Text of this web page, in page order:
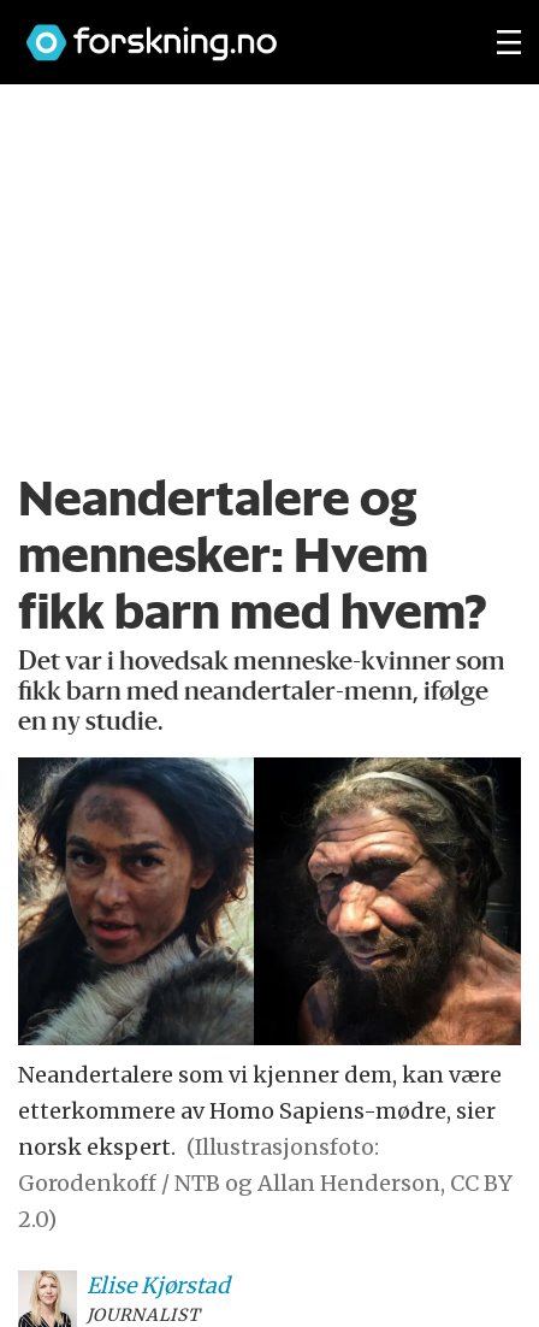
Neandertalere og
mennesker: Hvem
fikk barn med hvem?
Det var i hovedsak menneske-kvinner som
fikk barn med neandertaler-menn, ifølge
en ny studie.
Neandertalere som vi kjenner dem, kan være
etterkommere av Homo Sapiens-mødre, sier
norsk ekspert. (Illustrasjonsfoto:
Gorodenkoff / NTB og Allan Henderson, CC BY
2.0)
EliseKjørstad
JOURNALIST